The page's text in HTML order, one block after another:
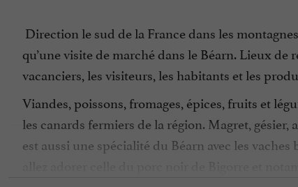
Direction le sud de la France dans les
qu’une visite de marché dans le Béarn. Lieux
vacanciers, les visiteurs, les habitants et les
Viandes, poissons, fromages, épices, fruits et
les canards fermiers de la région. Magret,
est aussi une spécialité du Béarn avec les
allez adorer celle du porc noir de Bigorre et